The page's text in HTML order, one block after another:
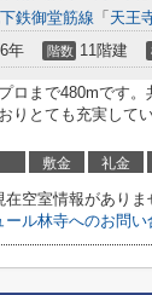
鉄御堂筋線 「 天王
年 階数 11階建
ロまで480mです
りとても充実して
敷金 礼金
在空室情報がありま
ール林寺へのお問い